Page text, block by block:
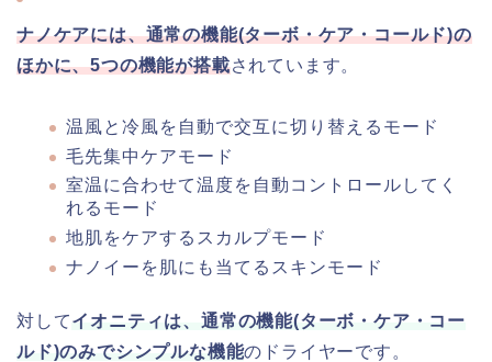
ナノケアには、通常の機能(ターボ・ケア・コールド)の
ほかに、5つの機能が搭載されています。
温風と冷風を自動で交互に切り替えるモード
毛先集中ケアモード
室温に合わせて温度を自動コントロールしてく
れるモード
地肌をケアするスカルプモード
ナノイーを肌にも当てるスキンモード
対してイオニティは、通常の機能(ターボ・ケア・コー
ルド)のみでシンプルな機能のドライヤーです。